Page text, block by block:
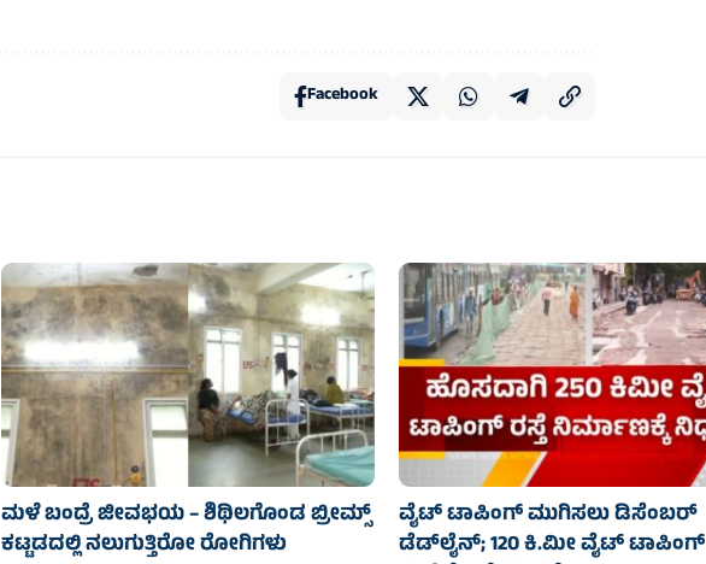
Facebook
ಮಳೆ ಬಂದ್ರೆ ಜೀವಭಯ – ಶಿಥಿಲಗೊಂಡ ಬ್ರೀಮ್ಸ್
ಕಟ್ಟಡದಲ್ಲಿ ನಲುಗುತ್ತಿರೋ ರೋಗಿಗಳು
ವೈಟ್ ಟಾಪಿಂಗ್ ಮುಗಿಸಲು ಡಿಸೆಂಬರ್
ಡೆಡ್‌ಲೈನ್; 120 ಕಿ.ಮೀ ವೈಟ್ ಟಾಪಿಂಗ್